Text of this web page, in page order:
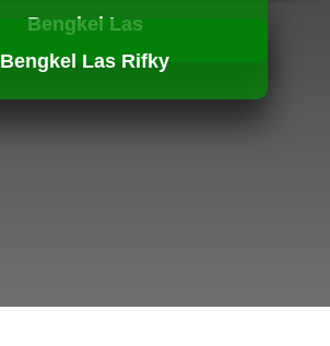
Bengkel Las
Bengkel Las Rifky